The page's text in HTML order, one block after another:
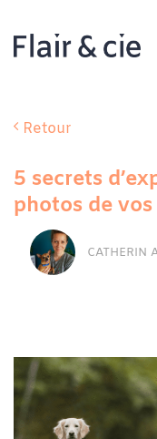
contenu
Retour
5 secrets
photos de
CATHERIN